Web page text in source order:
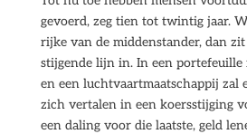
gevoerd, zeg tien tot twintig jaar.
rijke van de middenstander, dan
stijgende lijn in. In een portefeuille
en een luchtvaartmaatschappij zal
zich vertalen in een koersstijging
een daling voor die laatste, geld